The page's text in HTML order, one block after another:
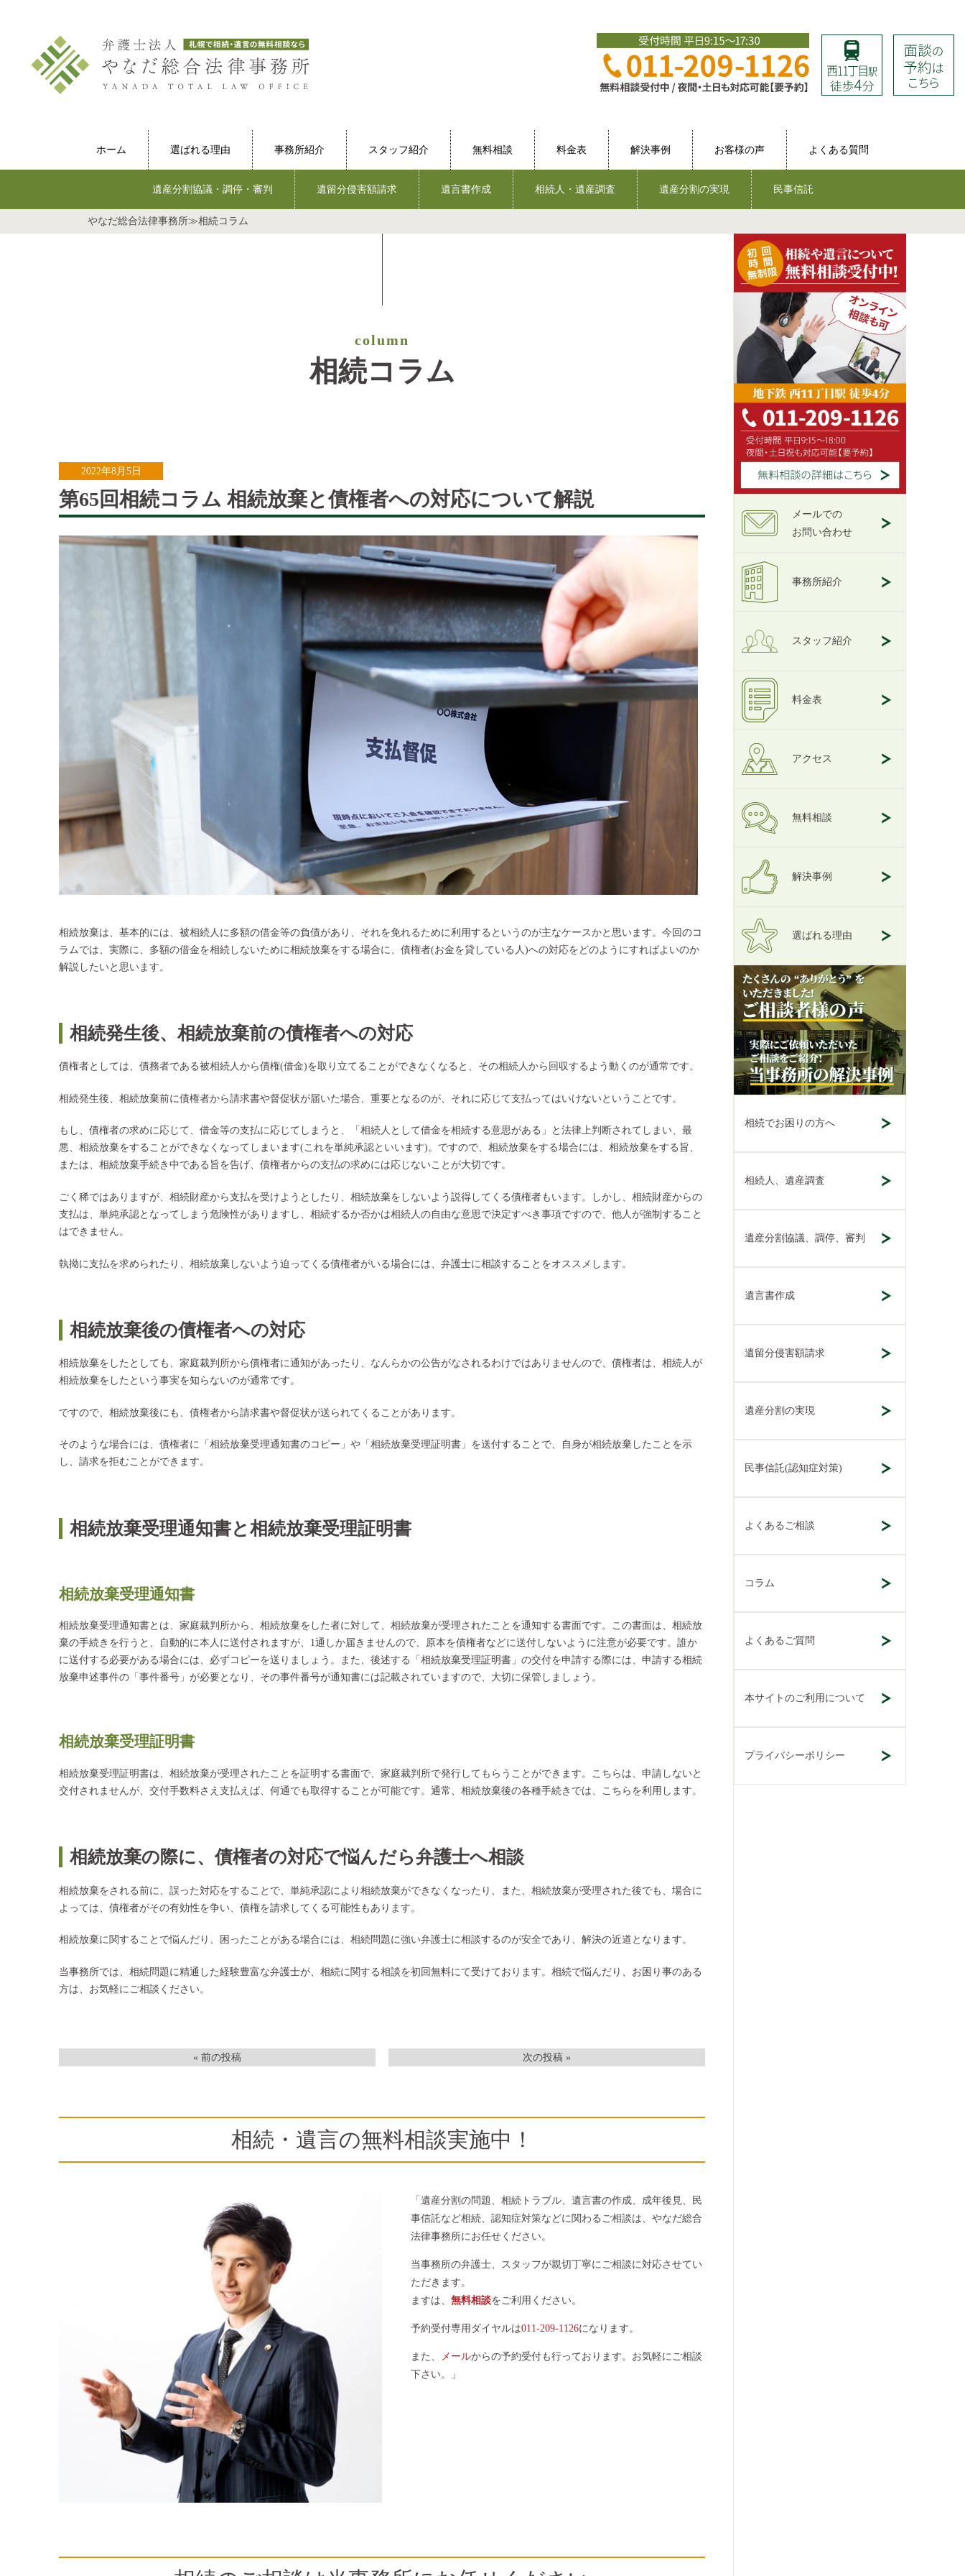
ホーム 選ばれる理由 事務所紹介 スタッフ紹介 無料相談 料金表 解決事例 お客様の声 よくある質問
遺産分割協議・調停・審判 遺留分侵害額請求 遺言書作成 相続人・遺産調査 遺産分割の実現 民事信託
やなだ総合法律事務所≫相続コラム
column
相続コラム
2022年8月5日
第65回相続コラム 相続放棄と債権者への対応について解説
相続放棄は、基本的には、被相続人に多額の借金等の負債があり、それを免れるために利用するというのが主なケースかと思います。今回のコ
ラムでは、実際に、多額の借金を相続しないために相続放棄をする場合に、債権者(お金を貸している人)への対応をどのようにすればよいのか
解説したいと思います。
相続発生後、相続放棄前の債権者への対応
債権者としては、債務者である被相続人から債権(借金)を取り立てることができなくなると、その相続人から回収するよう動くのが通常です。
相続発生後、相続放棄前に債権者から請求書や督促状が届いた場合、重要となるのが、それに応じて支払ってはいけないということです。
もし、債権者の求めに応じて、借金等の支払に応じてしまうと、「相続人として借金を相続する意思がある」と法律上判断されてしまい、最
悪、相続放棄をすることができなくなってしまいます(これを単純承認といいます)。ですので、相続放棄をする場合には、相続放棄をする旨、
または、相続放棄手続き中である旨を告げ、債権者からの支払の求めには応じないことが大切です。
ごく稀ではありますが、相続財産から支払を受けようとしたり、相続放棄をしないよう説得してくる債権者もいます。しかし、相続財産からの
支払は、単純承認となってしまう危険性がありますし、相続するか否かは相続人の自由な意思で決定すべき事項ですので、他人が強制すること
はできません。
執拗に支払を求められたり、相続放棄しないよう迫ってくる債権者がいる場合には、弁護士に相談することをオススメします。
相続放棄後の債権者への対応
相続放棄をしたとしても、家庭裁判所から債権者に通知があったり、なんらかの公告がなされるわけではありませんので、債権者は、相続人が
相続放棄をしたという事実を知らないのが通常です。
ですので、相続放棄後にも、債権者から請求書や督促状が送られてくることがあります。
そのような場合には、債権者に「相続放棄受理通知書のコピー」や「相続放棄受理証明書」を送付することで、自身が相続放棄したことを示
し、請求を拒むことができます。
相続放棄受理通知書と相続放棄受理証明書
相続放棄受理通知書
相続放棄受理通知書とは、家庭裁判所から、相続放棄をした者に対して、相続放棄が受理されたことを通知する書面です。この書面は、相続放
棄の手続きを行うと、自動的に本人に送付されますが、1通しか届きませんので、原本を債権者などに送付しないように注意が必要です。誰か
に送付する必要がある場合には、必ずコピーを送りましょう。また、後述する「相続放棄受理証明書」の交付を申請する際には、申請する相続
放棄申述事件の「事件番号」が必要となり、その事件番号が通知書には記載されていますので、大切に保管しましょう。
相続放棄受理証明書
相続放棄受理証明書は、相続放棄が受理されたことを証明する書面で、家庭裁判所で発行してもらうことができます。こちらは、申請しないと
交付されませんが、交付手数料さえ支払えば、何通でも取得することが可能です。通常、相続放棄後の各種手続きでは、こちらを利用します。
相続放棄の際に、債権者の対応で悩んだら弁護士へ相談
相続放棄をされる前に、誤った対応をすることで、単純承認により相続放棄ができなくなったり、また、相続放棄が受理された後でも、場合に
よっては、債権者がその有効性を争い、債権を請求してくる可能性もあります。
相続放棄に関することで悩んだり、困ったことがある場合には、相続問題に強い弁護士に相談するのが安全であり、解決の近道となります。
当事務所では、相続問題に精通した経験豊富な弁護士が、相続に関する相談を初回無料にて受けております。相続で悩んだり、お困り事のある
方は、お気軽にご相談ください。
« 前の投稿 次の投稿 »
相続・遺言の無料相談実施中！
「遺産分割の問題、相続トラブル、遺言書の作成、成年後見、民
事信託など相続、認知症対策などに関わるご相談は、やなだ総合
法律事務所にお任せください。
当事務所の弁護士、スタッフが親切丁寧にご相談に対応させてい
ただきます。
ますは、 無料相談をご利用ください。
予約受付専用ダイヤルは011-209-1126になります。
また、 メールからの予約受付も行っております。お気軽にご相談
下さい。」
メールでの
お問い合わせ
事務所紹介
スタッフ紹介
料金表
アクセス
無料相談
解決事例
選ばれる理由
相続でお困りの方へ
相続人、遺産調査
遺産分割協議、調停、審判
遺言書作成
遺留分侵害額請求
遺産分割の実現
民事信託(認知症対策)
よくあるご相談
コラム
よくあるご質問
本サイトのご利用について
プライバシーポリシー